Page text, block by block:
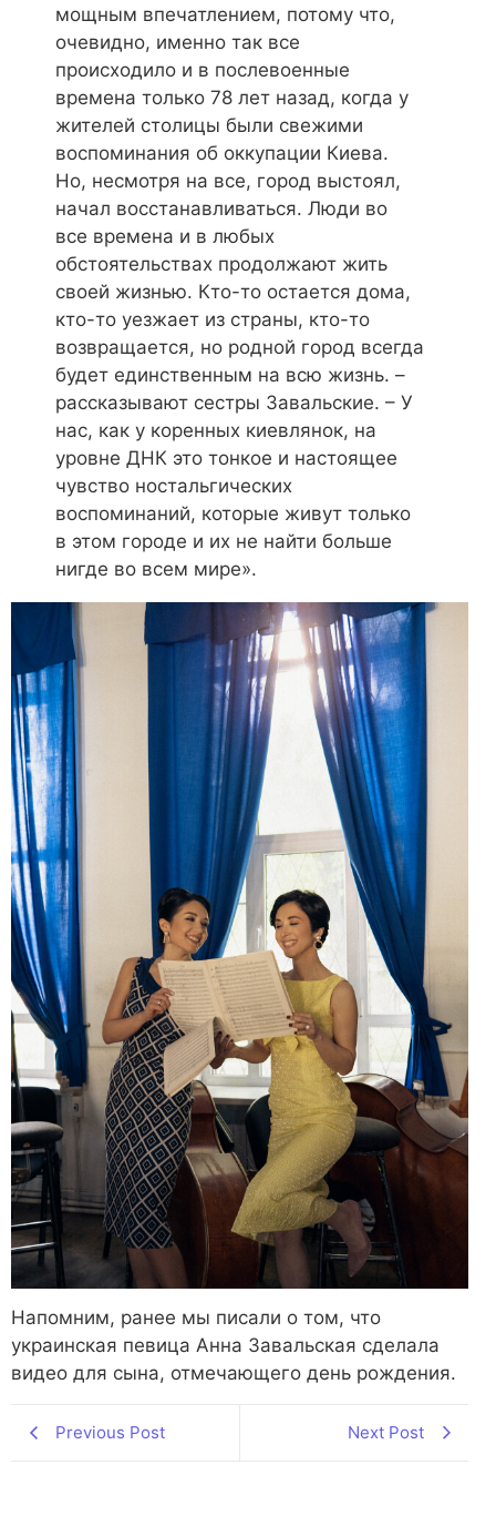
мощным впечатлением, потому что,
очевидно, именно так все
происходило и в послевоенные
времена только 78 лет назад, когда у
жителей столицы были свежими
воспоминания об оккупации Киева.
Но, несмотря на все, город выстоял,
начал восстанавливаться. Люди во
все времена и в любых
обстоятельствах продолжают жить
своей жизнью. Кто-то остается дома,
кто-то уезжает из страны, кто-то
возвращается, но родной город всегда
будет единственным на всю жизнь. –
рассказывают сестры Завальские. – У
нас, как у коренных киевлянок, на
уровне ДНК это тонкое и настоящее
чувство ностальгических
воспоминаний, которые живут только
в этом городе и их не найти больше
нигде во всем мире».
Напомним, ранее мы писали о том, что
украинская певица Анна Завальская сделала
видео для сына, отмечающего день рождения.
Previous Post Next Post